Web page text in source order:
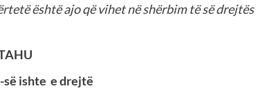
është ajo që vihet në shërbim të së
së ishte e drejtë